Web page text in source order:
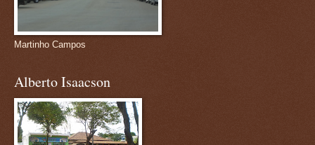
Martinho Campos
Alberto Isaacson